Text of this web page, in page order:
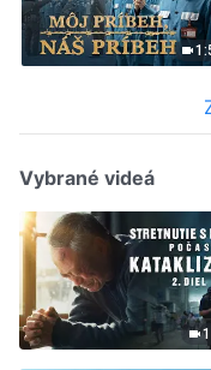
Vybrané videá